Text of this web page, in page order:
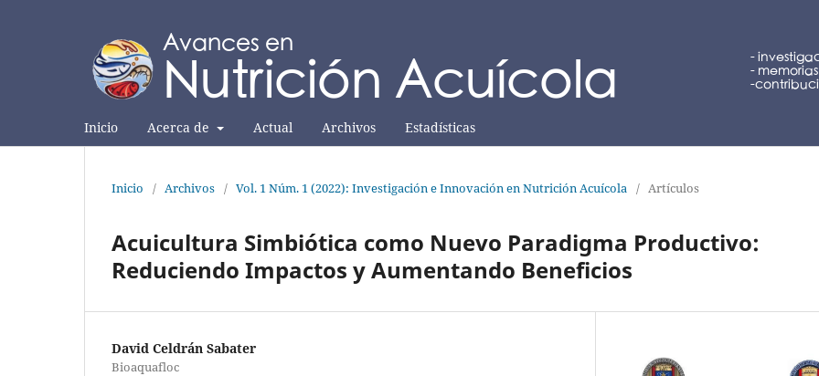
Inicio Acerca de Actual Archivos Estadísticas
Inicio / Archivos / Vol. 1 Núm. 1 (2022): Investigación e Innovación en Nutrición Acuícola / Artículos
Acuicultura Simbiótica como Nuevo Paradigma Productivo:
Reduciendo Impactos y Aumentando Beneficios
David Celdrán Sabater
Bioaquafloc